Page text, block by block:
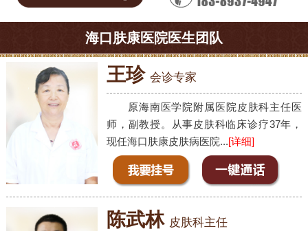
海口肤康医院医生团队
王珍 会诊专家
原海南医学院附属医院皮肤科主任医
师，副教授。从事皮肤科临床诊疗37年，
现任海口肤康皮肤病医院...[详细]
陈武林 皮肤科主任